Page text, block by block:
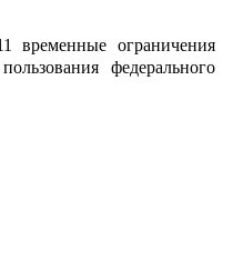
временные ограничения
федерального